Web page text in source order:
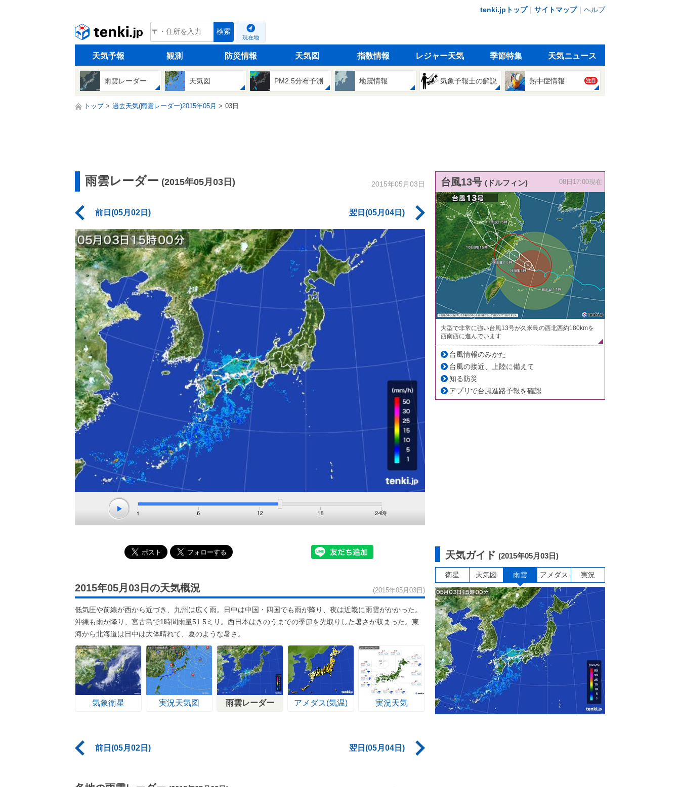
tenki.jpトップ｜ サイトマップ｜ ヘルプ
tenki.jp 検索
現在地
天気予報 観測 防災情報 天気図 指数情報 レジャー天気 季節特集 天気ニュース
雨雲レーダー 天気図 PM2.5分布予測 地震情報 気象予報士の解説 熱中症情報 注目
トップ 過去天気(雨雲レーダー)2015年05月 03日
雨雲レーダー (2015年05月03日) 2015年05月03日
前日(05月02日) 翌日(05月04日)
2015年05月03日の天気概況 (2015年05月03日)
低気圧や前線が西から近づき、九州は広く雨。日中は中国・四国でも雨が降り、夜は近畿に雨雲がかかった。
沖縄も雨が降り、宮古島で1時間雨量51.5ミリ。西日本はきのうまでの季節を先取りした暑さが収まった。東
海から北海道は日中は大体晴れて、夏のような暑さ。
気象衛星 実況天気図 雨雲レーダー アメダス(気温) 実況天気
前日(05月02日) 翌日(05月04日)
台風13号 (ドルフィン) 08日17:00現在
大型で非常に強い台風13号が久米島の西北西約180kmを
西南西に進んでいます
台風情報のみかた
台風の接近、上陸に備えて
知る防災
アプリで台風進路予報を確認
天気ガイド (2015年05月03日)
衛星 天気図 雨雲 アメダス 実況